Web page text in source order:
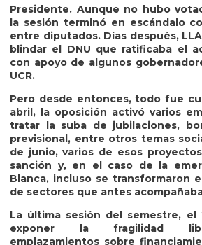
Presidente. Aunque no hubo
la sesión terminó en escándalo
entre diputados. Días después,
blindar el DNU que ratificaba el
con apoyo de algunos
UCR.
Pero desde entonces, todo fue
abril, la oposición activó varios
tratar la suba de jubilaciones,
previsional, entre otros temas
de junio, varios de esos
sanción y, en el caso de la
Blanca, incluso se transformaron
de sectores que antes
La última sesión del semestre,
exponer la fragilidad
emplazamientos sobre